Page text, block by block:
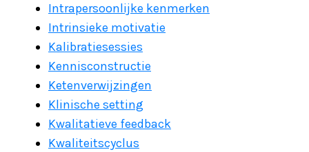
Intrapersoonlijke kenmerken
Intrinsieke motivatie
Kalibratiesessies
Kennisconstructie
Ketenverwijzingen
Klinische setting
Kwalitatieve feedback
Kwaliteitscyclus